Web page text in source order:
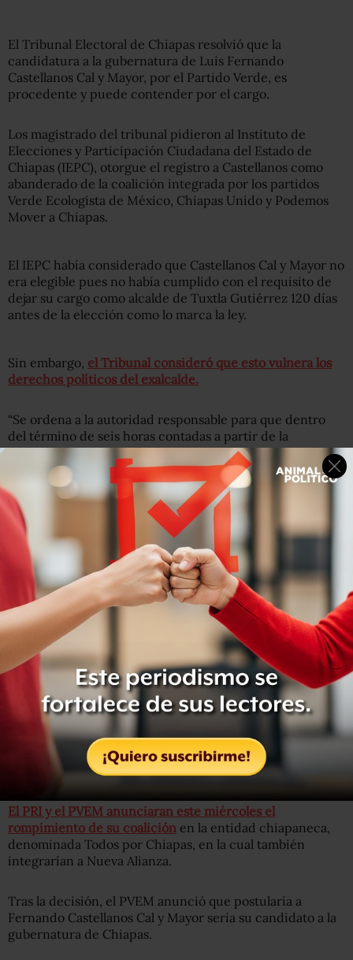
El Tribunal Electoral de Chiapas resolvió que la
candidatura a la gubernatura de Luis Fernando
Castellanos Cal y Mayor, por el Partido Verde, es
procedente y puede contender por el cargo.
Los magistrado del tribunal pidieron al Instituto de
Elecciones y Participación Ciudadana del Estado de
Chiapas (IEPC), otorgue el registro a Castellanos como
abanderado de la coalición integrada por los partidos
Verde Ecologista de México, Chiapas Unido y Podemos
Mover a Chiapas.
El IEPC había considerado que Castellanos Cal y Mayor no
era elegible pues no había cumplido con el requisito de
dejar su cargo como alcalde de Tuxtla Gutiérrez 120 días
antes de la elección como lo marca la ley.
Sin embargo, el Tribunal consideró que esto vulnera los
derechos políticos del exalcalde.
“Se ordena a la autoridad responsable para que dentro
del término de seis horas contadas a partir de la
notificación de la presente sentencia, registre a Luis
Fernando Castellanos Cal y Mayor, como candidato a la
gubernatura del Estado de Chiapas, postulado por la
Candidatura Común de los Partidos Políticos Verde
Ecologista de México, Chiapas, Unido y Podemos Mover a
Chiapas”, señala la resolución.
El PRI y el PVEM anunciaran este miércoles el
rompimiento de su coalición en la entidad chiapaneca,
denominada Todos por Chiapas, en la cual también
integrarían a Nueva Alianza.
Tras la decisión, el PVEM anunció que postularía a
Fernando Castellanos Cal y Mayor sería su candidato a la
gubernatura de Chiapas.